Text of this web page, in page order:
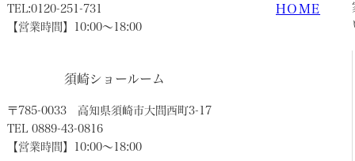
TEL:0120-251-731
【営業時間】10:00〜18:00
須崎ショールーム
〒785-0033 高知県須崎市大間西町3-17
TEL 0889-43-0816
【営業時間】10:00〜18:00
HOME